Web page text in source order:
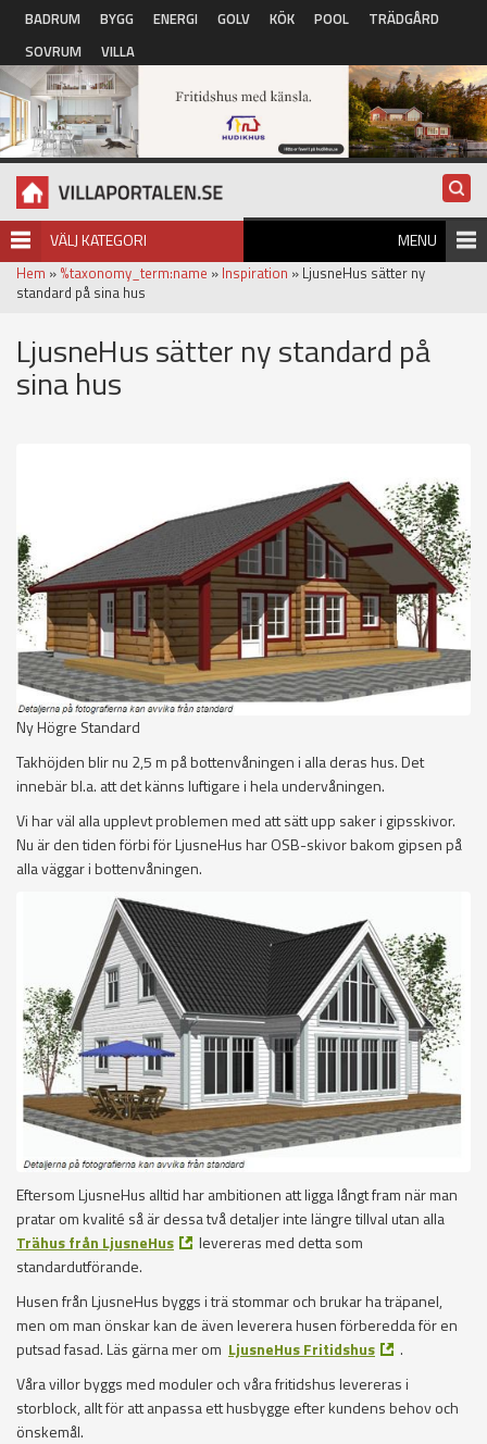
Hoppa till huvudinnehåll
BADRUM BYGG ENERGI GOLV KÖK POOL
TRÄDGÅRD
SOVRUM
VILLA
VÄLJ KATEGORI MENU
Hem » %taxonomy_term:name » Inspiration » LjusneHus sätter ny
standard på sina hus
LjusneHus sätter ny standard på
sina hus
Ny Högre Standard
Takhöjden blir nu 2,5 m på bottenvåningen i alla deras hus. Det
innebär bl.a. att det känns luftigare i hela undervåningen.
Vi har väl alla upplevt problemen med att sätt upp saker i gipsskivor.
Nu är den tiden förbi för LjusneHus har OSB-skivor bakom gipsen på
alla väggar i bottenvåningen.
Eftersom LjusneHus alltid har ambitionen att ligga långt fram när man
pratar om kvalité så är dessa två detaljer inte längre tillval utan alla
Trähus från LjusneHus
levereras med detta som
standardutförande.
Husen från LjusneHus byggs i trä stommar och brukar ha träpanel,
men om man önskar kan de även leverera husen förberedda för en
putsad fasad. Läs gärna mer om LjusneHus Fritidshus
.
Våra villor byggs med moduler och våra fritidshus levereras i
storblock, allt för att anpassa ett husbygge efter kundens behov och
önskemål.